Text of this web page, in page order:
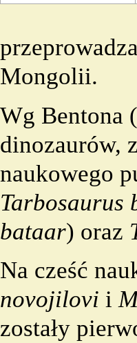
Mongolii.
Wg Bentona (
dinozaurów,
naukowego
Tarbosaurus
bataar) oraz
Na cześć
novojilovi i
zostały